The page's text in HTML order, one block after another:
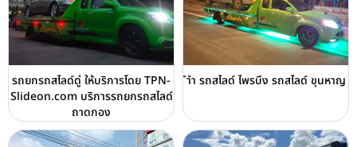
รถยกรถสไลด์ดู่ ให้บริการโดย TPN-
Slideon.com บริการรถยกรถสไลด์
ถาดกอง
ำำ รถสไลด์ ไพรบึง รถสไลด์ ขุนหาญ